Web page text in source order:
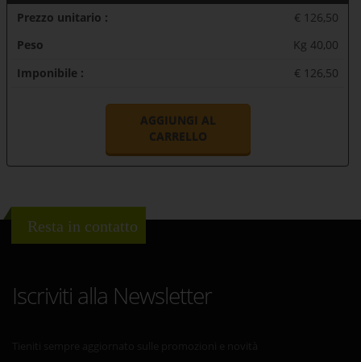
Prezzo unitario :
€ 126,50
Peso
Kg 40,00
Imponibile :
€ 126,50
AGGIUNGI AL
CARRELLO
Resta in contatto
Iscriviti alla Newsletter